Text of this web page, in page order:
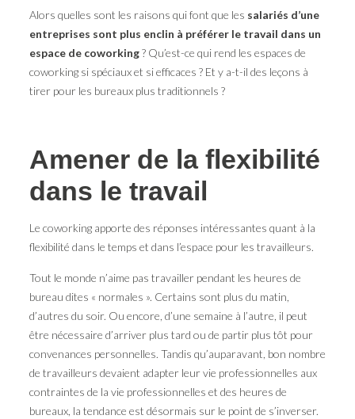
Alors quelles sont les raisons qui font que les salariés d’une
entreprises sont plus enclin à préférer le travail dans un
espace de coworking? Qu’est-ce qui rend les espaces de
coworking si spéciaux et si efficaces ? Et y a-t-il des leçons à
tirer pour les bureaux plus traditionnels ?
Amener de la flexibilité
dans le travail
Le coworking apporte des réponses intéressantes quant à la
flexibilité dans le temps et dans l’espace pour les travailleurs.
Tout le monde n’aime pas travailler pendant les heures de
bureau dites « normales ». Certains sont plus du matin,
d’autres du soir. Ou encore, d’une semaine à l’autre, il peut
être nécessaire d’arriver plus tard ou de partir plus tôt pour
convenances personnelles. Tandis qu’auparavant, bon nombre
de travailleurs devaient adapter leur vie professionnelles aux
contraintes de la vie professionnelles et des heures de
bureaux, la tendance est désormais sur le point de s’inverser.